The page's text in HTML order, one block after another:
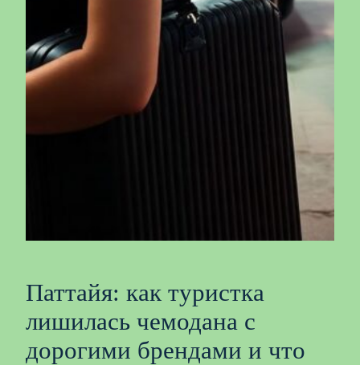
Паттайя: как туристка
лишилась чемодана с
дорогими брендами и что